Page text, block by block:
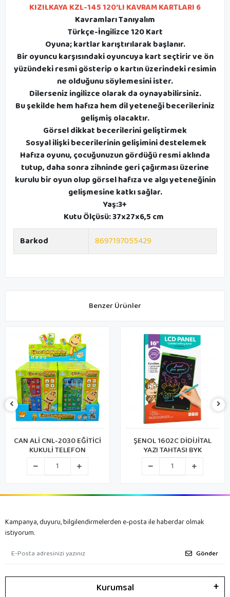
KIZILKAYA KZL-145 120'LI KAVRAM KARTLARI 6
Kavramları Tanıyalım
Türkçe-İngilizce 120 Kart
Oyuna; kartlar karıştırılarak başlanır.
Bir oyuncu karşısındaki oyuncuya kart seçtirir ve ön
yüzündeki resmi gösterip o kartın üzerindeki resimin
ne olduğunu söylemesini ister.
Dilerseniz ingilizce olarak da oynayabilirsiniz.
Bu şekilde hem hafıza hem dil yeteneği becerileriniz
gelişmiş olacaktır.
Görsel dikkat becerilerini geliştirmek
Sosyal ilişki becerilerinin gelişimini destelemek
Hafıza oyunu, çocuğunuzun gördüğü resmi aklında
tutup, daha sonra zihninde geri çağırması üzerine
kurulu bir oyun olup görsel hafıza ve algı yeteneğinin
gelişmesine katkı sağlar.
Yaş:3+
Kutu Ölçüsü: 37x27x6,5 cm
Barkod
8697197055429
Benzer Ürünler
CAN ALİ CNL-2030 EĞİTİCİ
KUKULİ TELEFON
ŞENOL 1602C DİDİJİTAL
YAZI TAHTASI BYK
Kampanya, duyuru, bilgilendirmelerden e-posta ile haberdar olmak
istiyorum.
Gönder
Kurumsal